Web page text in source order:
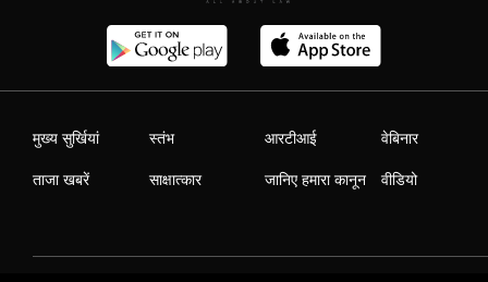
मुख्य सुर्खियां
ताजा खबरें
स्तंभ
साक्षात्कार
आरटीआई
जानिए हमारा कानून
वेबिनार
वीडियो